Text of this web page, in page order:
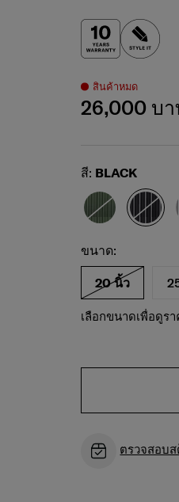
งกันไป กรุณาตรวจสอบขนาด
องสินค้าจริงก่อนซื้อ
สินค้าหมด
26,000 บ
เลือกขนาดของคุณ
Select
ขนาด:
20 นิ้ว
เลือกขนาดเพื่อดูรา
Select
สี: BLACK
ตรวจสอบ